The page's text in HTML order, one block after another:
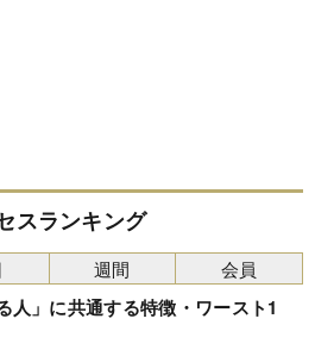
スランキング
人」に共通する特徴・ワースト1
週間 会員